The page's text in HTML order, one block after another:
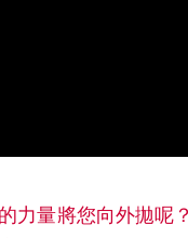
量將您向外拋